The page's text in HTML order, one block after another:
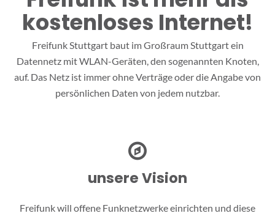
kostenloses Internet!
Freifunk Stuttgart baut im Großraum Stuttgart ein
Datennetz mit WLAN-Geräten, den sogenannten Knoten,
auf. Das Netz ist immer ohne Verträge oder die Angabe von
persönlichen Daten von jedem nutzbar.
unsere Vision
Freifunk will offene Funknetzwerke einrichten und diese